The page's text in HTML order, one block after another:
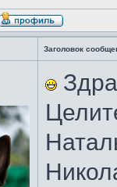
Заголовок